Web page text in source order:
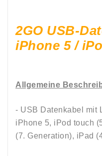
2GO USB-
iPhone 5 /
Allgemeine
- USB Datenkabel mit
iPhone 5, iPod touch
(7. Generation), iPad